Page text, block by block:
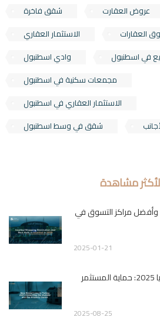
شقق فاخرة عروض العقارت
الاستثمار العقاري
العقارات
وادي اسطنبول
في اسطنبول
مجمعات سكنية في اسطنبول
الاستثمار العقاري في اسطنبول
شقق في وسط اسطنبول
مشاهدة
مراكز التسوق في
2025-01-21
قوانين الإيجار الجديدة في تركيا 2025: حماية المستثمر
2025-08-25